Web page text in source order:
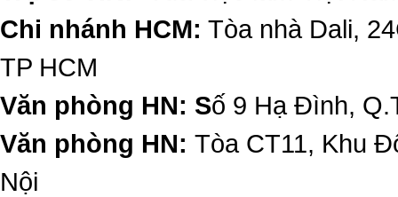
Chi nhánh HCM: Tòa nhà Dali,
TP HCM
Văn phòng HN: Số 9 Hạ Đình,
Văn phòng HN: Tòa CT11, Khu
Nội